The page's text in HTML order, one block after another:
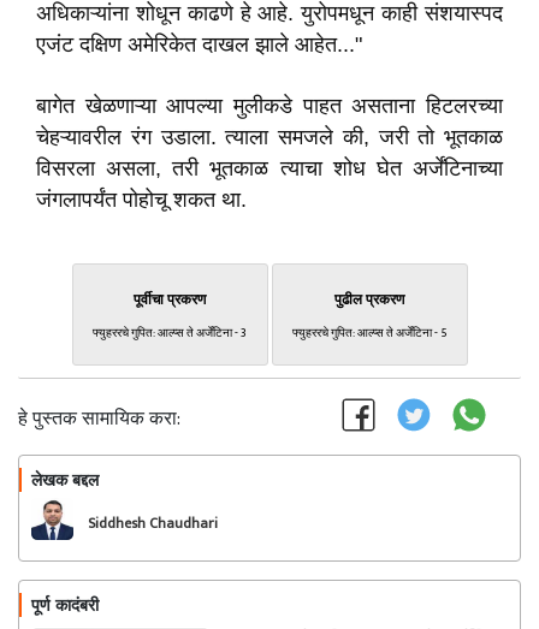
अधिकाऱ्यांना शोधून काढणे हे आहे. युरोपमधून काही संशयास्पद
एजंट दक्षिण अमेरिकेत दाखल झाले आहेत..."
बागेत खेळणाऱ्या आपल्या मुलीकडे पाहत असताना हिटलरच्या
चेहऱ्यावरील रंग उडाला. त्याला समजले की, जरी तो भूतकाळ
विसरला असला, तरी भूतकाळ त्याचा शोध घेत अर्जेंटिनाच्या
जंगलापर्यंत पोहोचू शकत था.
पूर्वीचा प्रकरण
फ्युहररचे गुपित: आल्प्स ते अर्जेंटिना - 3
पुढील प्रकरण
फ्युहररचे गुपित: आल्प्स ते अर्जेंटिना - 5
हे पुस्तक सामायिक करा:
लेखक बद्दल
Siddhesh Chaudhari
पूर्ण कादंबरी